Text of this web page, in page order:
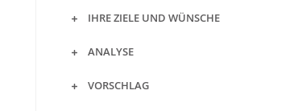
IHRE ZIELE UND WÜNSCHE
ANALYSE
VORSCHLAG